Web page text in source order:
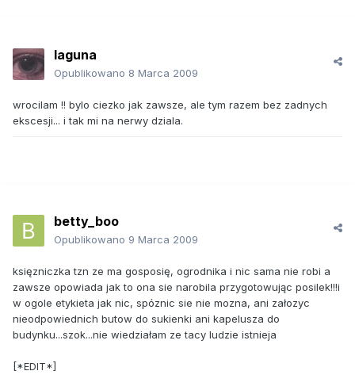
laguna
Opublikowano 8 Marca 2009
wrocilam !! bylo ciezko jak zawsze, ale tym razem bez zadnych
ekscesji... i tak mi na nerwy dziala.
betty_boo
Opublikowano 9 Marca 2009
księzniczka tzn ze ma gosposię, ogrodnika i nic sama nie robi a
zawsze opowiada jak to ona sie narobila przygotowując posilek!!!i
w ogole etykieta jak nic, spóznic sie nie mozna, ani załozyc
nieodpowiednich butow do sukienki ani kapelusza do
budynku...szok...nie wiedziałam ze tacy ludzie istnieja
[*EDIT*]